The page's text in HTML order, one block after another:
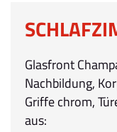
Glasfront
Nachbildung,
Griffe chrom,
aus: